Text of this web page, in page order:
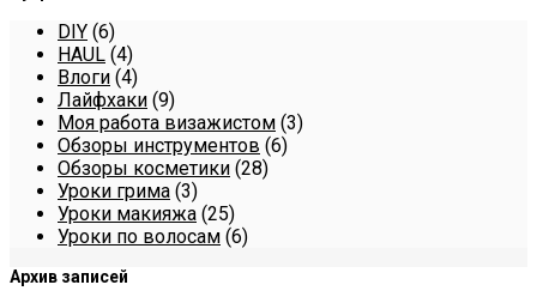
DIY (6)
HAUL (4)
Влоги (4)
Лайфхаки (9)
Моя работа визажистом (3)
Обзоры инструментов (6)
Обзоры косметики (28)
Уроки грима (3)
Уроки макияжа (25)
Уроки по волосам (6)
Архив записей